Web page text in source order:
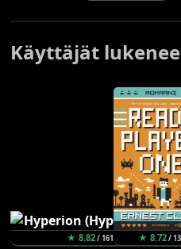
Käyttäjät
★ 8.82/ 161 ★ 8.72/